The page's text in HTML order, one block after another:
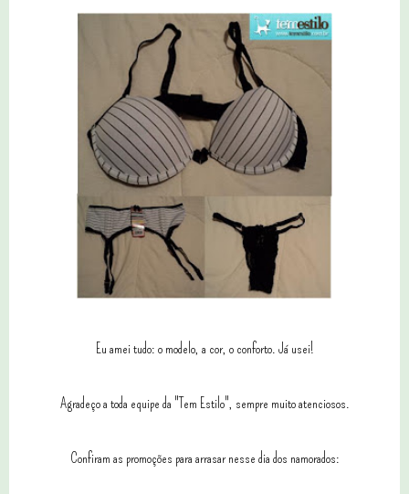
Eu amei tudo: o modelo, a cor, o conforto. Já usei!
Agradeço a toda equipe da "Tem Estilo", sempre muito atenciosos.
Confiram as promoções para arrasar nesse dia dos namorados: